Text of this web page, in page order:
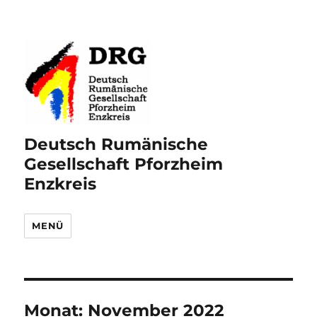
Deutsch Rumänische
Gesellschaft Pforzheim
Enzkreis
MENÜ
Monat: November 2022